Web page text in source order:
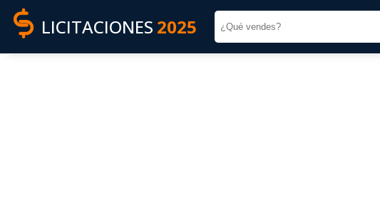
LICITACIONES 2025